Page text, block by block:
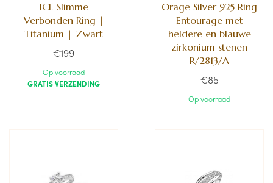
ICE Slimme
Verbonden Ring |
Titanium | Zwart
€199
Op voorraad
GRATIS VERZENDING
Orage Silver 925 Ring
Entourage met
heldere en blauwe
zirkonium stenen
R/2813/A
€85
Op voorraad